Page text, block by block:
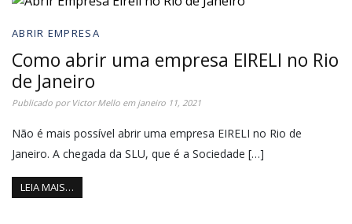
ABRIR EMPRESA
Como abrir uma empresa EIRELI no Rio
de Janeiro
Publicado por Victor Mello em janeiro 11, 2021
Não é mais possível abrir uma empresa EIRELI no Rio de
Janeiro. A chegada da SLU, que é a Sociedade […]
LEIA MAIS…